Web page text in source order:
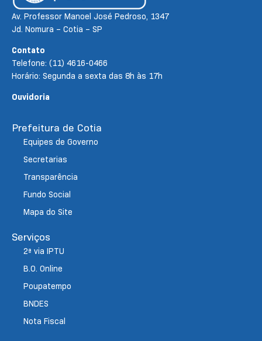
Av. Professor Manoel José Pedroso, 1347
Jd. Nomura – Cotia – SP
Contato
Telefone: (11) 4616-0466
Horário: Segunda a sexta das 8h às 17h
Ouvidoria
Prefeitura de Cotia
Equipes de Governo
Secretarias
Transparência
Fundo Social
Mapa do Site
Serviços
2ª via IPTU
B.O. Online
Poupatempo
BNDES
Nota Fiscal